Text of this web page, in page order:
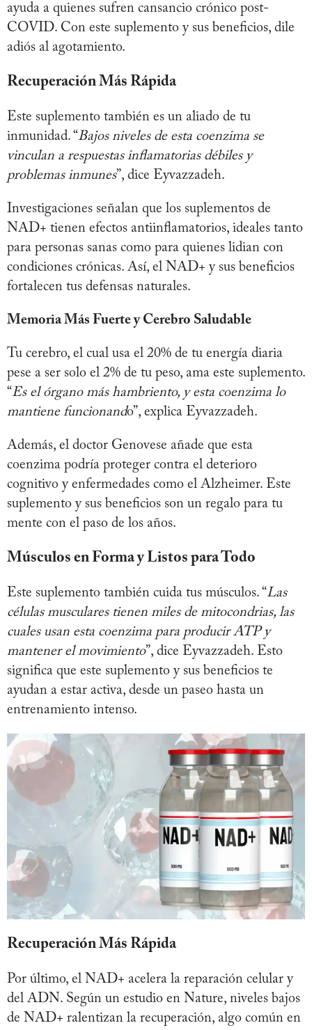
ayuda a quienes sufren cansancio crónico post-
COVID. Con este suplemento y sus beneficios, dile
adiós al agotamiento.
Recuperación Más Rápida
Este suplemento también es un aliado de tu
inmunidad. “Bajos niveles de esta coenzima se
vinculan a respuestas inflamatorias débiles y
problemas inmunes”, dice Eyvazzadeh.
Investigaciones señalan que los suplementos de
NAD+ tienen efectos antiinflamatorios, ideales tanto
para personas sanas como para quienes lidian con
condiciones crónicas. Así, el NAD+ y sus beneficios
fortalecen tus defensas naturales.
Memoria Más Fuerte y Cerebro Saludable
Tu cerebro, el cual usa el 20% de tu energía diaria
pese a ser solo el 2% de tu peso, ama este suplemento.
“Es el órgano más hambriento, y esta coenzima lo
mantiene funcionando”, explica Eyvazzadeh.
Además, el doctor Genovese añade que esta
coenzima podría proteger contra el deterioro
cognitivo y enfermedades como el Alzheimer. Este
suplemento y sus beneficios son un regalo para tu
mente con el paso de los años.
Músculos en Forma y Listos para Todo
Este suplemento también cuida tus músculos. “Las
células musculares tienen miles de mitocondrias, las
cuales usan esta coenzima para producir ATP y
mantener el movimiento”, dice Eyvazzadeh. Esto
significa que este suplemento y sus beneficios te
ayudan a estar activa, desde un paseo hasta un
entrenamiento intenso.
Recuperación Más Rápida
Por último, el NAD+ acelera la reparación celular y
del ADN. Según un estudio en Nature, niveles bajos
de NAD+ ralentizan la recuperación, algo común en